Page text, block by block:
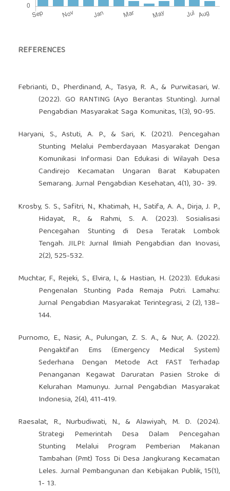
REFERENCES
Febrianti, D., Pherdinand, A., Tasya, R. A., & Purwitasari, W.
(2022). GO RANTING (Ayo Berantas Stunting). Jurnal
Pengabdian Masyarakat Saga Komunitas, 1(3), 90-95.
Haryani, S., Astuti, A. P., & Sari, K. (2021). Pencegahan
Stunting Melalui Pemberdayaan Masyarakat Dengan
Komunikasi Informasi Dan Edukasi di Wilayah Desa
Candirejo Kecamatan Ungaran Barat Kabupaten
Semarang. Jurnal Pengabdian Kesehatan, 4(1), 30- 39.
Krosby, S. S., Safitri, N., Khatimah, H., Satifa, A. A., Dirja, J. P.,
Hidayat, R., & Rahmi, S. A. (2023). Sosialisasi
Pencegahan Stunting di Desa Teratak Lombok
Tengah. JILPI: Jurnal Ilmiah Pengabdian dan Inovasi,
2(2), 525-532.
Muchtar, F., Rejeki, S., Elvira, I., & Hastian, H. (2023). Edukasi
Pengenalan Stunting Pada Remaja Putri. Lamahu:
Jurnal Pengabdian Masyarakat Terintegrasi, 2 (2), 138–
144.
Purnomo, E., Nasir, A., Pulungan, Z. S. A., & Nur, A. (2022).
Pengaktifan Ems (Emergency Medical System)
Sederhana Dengan Metode Act FAST Terhadap
Penanganan Kegawat Daruratan Pasien Stroke di
Kelurahan Mamunyu. Jurnal Pengabdian Masyarakat
Indonesia, 2(4), 411-419.
Raesalat, R., Nurbudiwati, N., & Alawiyah, M. D. (2024).
Strategi Pemerintah Desa Dalam Pencegahan
Stunting Melalui Program Pemberian Makanan
Tambahan (Pmt) Toss Di Desa Jangkurang Kecamatan
Leles. Jurnal Pembangunan dan Kebijakan Publik, 15(1),
1- 13.